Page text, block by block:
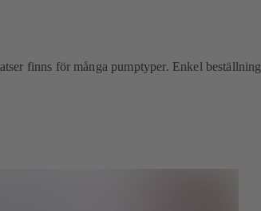
finns för många pumptyper. Enkel beställning